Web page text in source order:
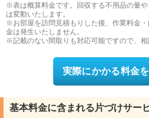
※表は概算料金です。回収する不用品の量
は変動いたします。
※お部屋を訪問見積もりした後、作業料金
金は発生いたしません。
※記載のない間取りも対応可能ですので、相
実際にかかる料金
基本料金に含まれる片づけサー